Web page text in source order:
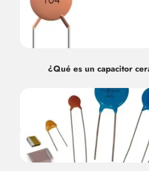
¿Qué es un capacitor